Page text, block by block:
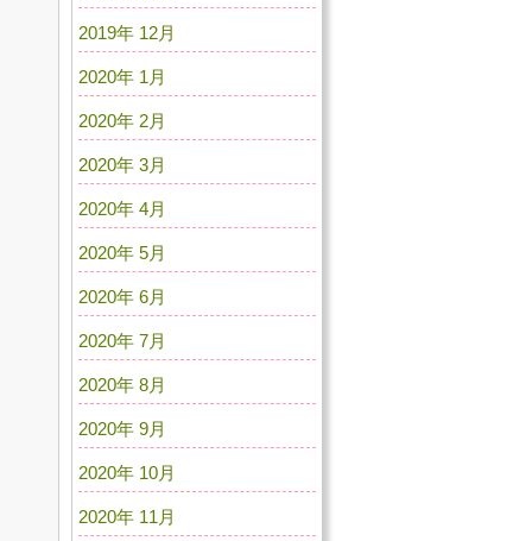
2019年 12月
2020年 1月
2020年 2月
2020年 3月
2020年 4月
2020年 5月
2020年 6月
2020年 7月
2020年 8月
2020年 9月
2020年 10月
2020年 11月